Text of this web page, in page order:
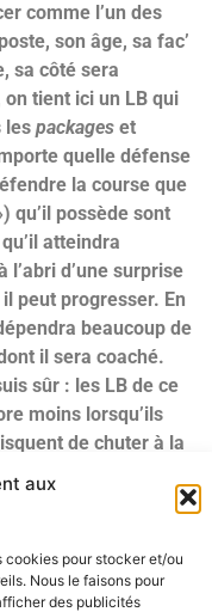
aux
cookies pour stocker et/ou
Nous le faisons pour
des publicités
comme l’un des
son âge, sa fac’
sa côté sera
tient ici un LB qui
les packages et
quelle défense
la course que
qu’il possède sont
atteindra
d’une surprise
peut progresser. En
beaucoup de
il sera coaché.
sûr : les LB de ce
moins lorsqu’ils
de chuter à la
pense qu’il sera
pas surpris de voir
USC